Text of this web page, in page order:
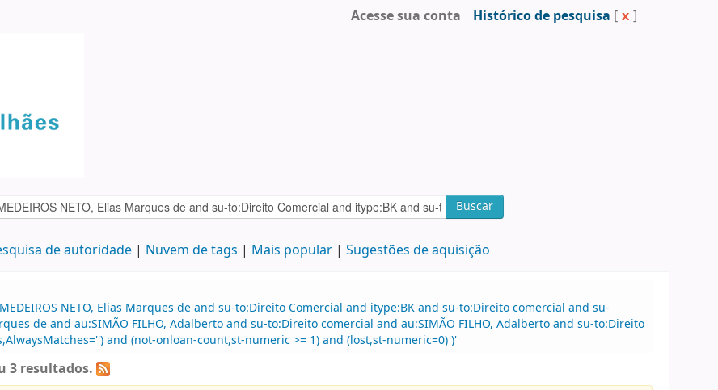
Acesse sua conta Histórico de pesquisa [ x ]
Buscar
de autoridade Nuvem de tags Mais popular Sugestões de aquisição
NETO, Elias Marques de and su-to:Direito Comercial and itype:BK and su-to:Direito comercial and su-
de and au:SIMÃO FILHO, Adalberto and su-to:Direito comercial and au:SIMÃO FILHO, Adalberto and su-to:Direito
and (not-onloan-count,st-numeric >= 1) and (lost,st-numeric=0) )'
3 resultados.